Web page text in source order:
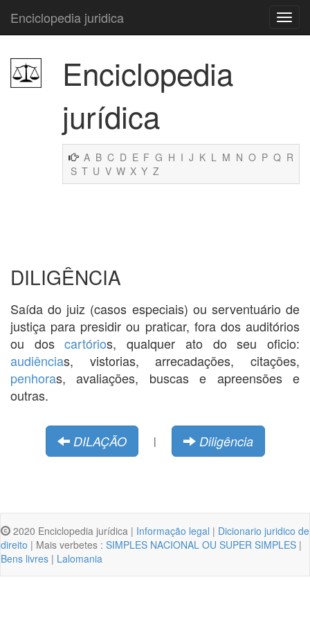
Enciclopedia juridica
Enciclopedia
jurídica
A B C D E F G H I J K L M N O P Q R
S T U V W X Y Z
DILIGÊNCIA
Saída do juiz (casos especiais) ou serventuário de
justiça para presidir ou praticar, fora dos auditórios
ou doscartórios, qualquer ato do seu oficio:
audiências, vistorias, arrecadações, citações,
penhoras, avaliações, buscas e apreensões e
outras.
DILAÇÃO | Diligência
2020 Enciclopedia jurídica | Informação legal | Dicionario juridico de
direito | Mais verbetes : SIMPLES NACIONAL OU SUPER SIMPLES |
Bens livres | Lalomania